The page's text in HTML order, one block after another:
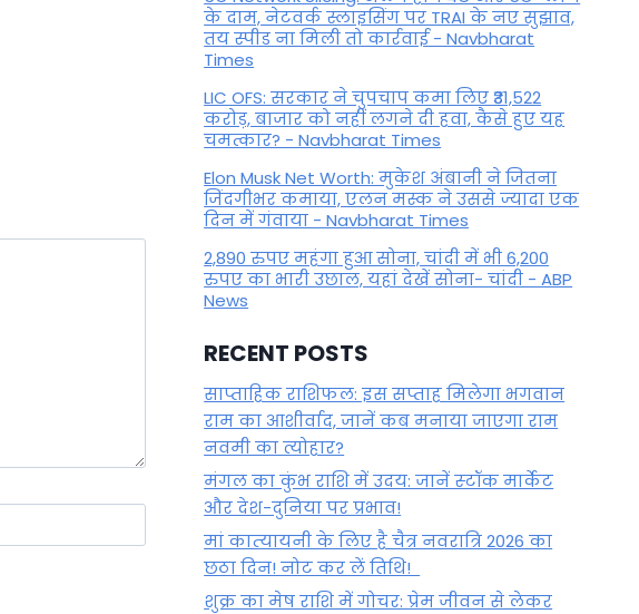
के दाम, नेटवर्क स्लाइसिंग पर TRAI के नए सुझाव,
तय स्पीड ना मिली तो कार्रवाई - Navbharat
Times
LIC OFS: सरकार ने चुपचाप कमा लिए ₹31,522
करोड़, बाजार को नहीं लगने दी हवा, कैसे हुए यह
चमत्कार? - Navbharat Times
Elon Musk Net Worth: मुकेश अंबानी ने जितना
जिंदगीभर कमाया, एलन मस्क ने उससे ज्यादा एक
दिन में गंवाया - Navbharat Times
2,890 रुपए महंगा हुआ सोना, चांदी में भी 6,200
रुपए का भारी उछाल, यहां देखें सोना- चांदी - ABP
News
RECENT POSTS
साप्ताहिक राशिफल: इस सप्ताह मिलेगा भगवान
राम का आशीर्वाद, जानें कब मनाया जाएगा राम
नवमी का त्योहार?
मंगल का कुंभ राशि में उदय: जानें स्‍टॉक मार्केट
और देश-दुनिया पर प्रभाव!
मां कात्‍यायनी के लिए है चैत्र नवरात्रि 2026 का
छठा दिन! नोट कर लें तिथि!
शुक्र का मेष राशि में गोचर: प्रेम जीवन से लेकर